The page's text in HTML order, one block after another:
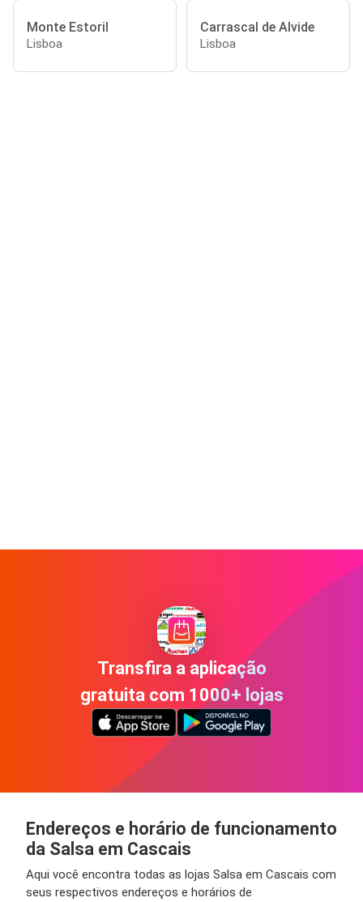
Monte Estoril
Lisboa
Carrascal de Alvide
Lisboa
Transfira a aplicação
gratuita com 1000+ lojas
Endereços e horário de funcionamento
da Salsa em Cascais
Aqui você encontra todas as lojas Salsa em Cascais com
seus respectivos endereços e horários de